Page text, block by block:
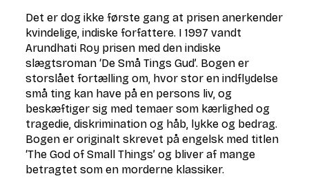
Det er dog ikke første gang at prisen anerkender
kvindelige, indiske forfattere. I 1997 vandt
Arundhati Roy prisen med den indiske
slægtsroman ‘De Små Tings Gud’. Bogen er
storslået fortælling om, hvor stor en indflydelse
små ting kan have på en persons liv, og
beskæftiger sig med temaer som kærlighed og
tragedie, diskrimination og håb, lykke og bedrag.
Bogen er originalt skrevet på engelsk med titlen
‘The God of Small Things’ og bliver af mange
betragtet som en morderne klassiker.